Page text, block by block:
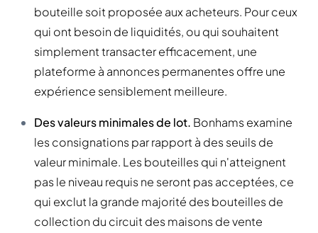
bouteille soit proposée aux acheteurs. Pour ceux
qui ont besoin de liquidités, ou qui souhaitent
simplement transacter efficacement, une
plateforme à annonces permanentes offre une
expérience sensiblement meilleure.
Des valeurs minimales de lot. Bonhams examine
les consignations par rapport à des seuils de
valeur minimale. Les bouteilles qui n'atteignent
pas le niveau requis ne seront pas acceptées, ce
qui exclut la grande majorité des bouteilles de
collection du circuit des maisons de vente